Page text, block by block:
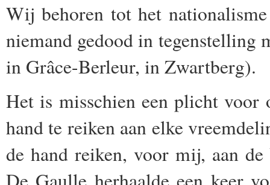
Wij behoren tot het
niemand gedood in tegenstelling
in Grâce-Berleur, in Zwartberg).
Het is misschien een plicht voor
hand te reiken aan elke
de hand reiken, voor mij, aan